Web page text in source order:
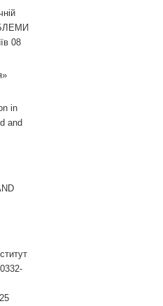
08
in
and